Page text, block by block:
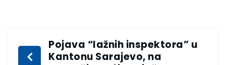
Pojava “lažnih inspektora” u
Kantonu Sarajevo, na